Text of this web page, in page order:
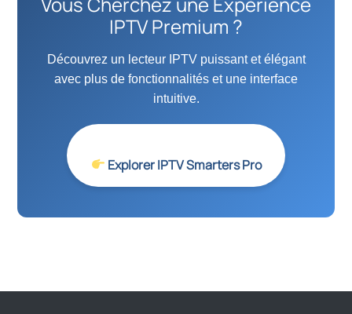
IPTV Premium ?
Découvrez un lecteur IPTV puissant et élégant
avec plus de fonctionnalités et une interface
intuitive.
Explorer IPTV Smarters Pro